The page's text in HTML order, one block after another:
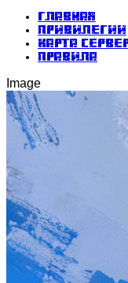
Главная
Привилегии
Карта
Правила
Image